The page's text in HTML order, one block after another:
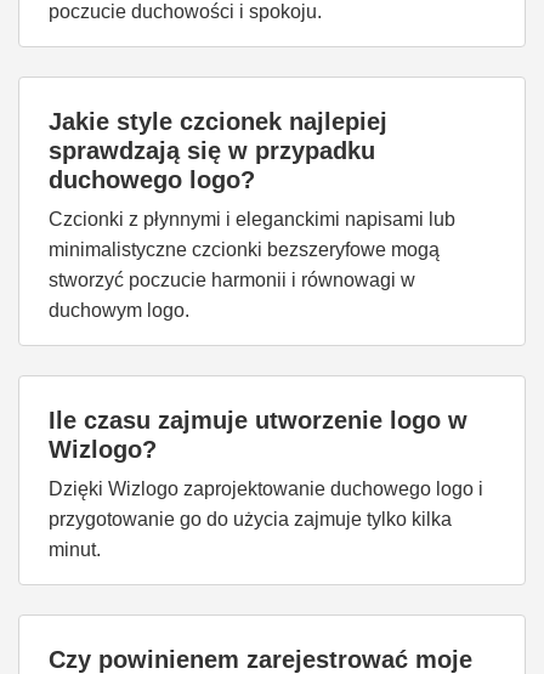
poczucie duchowości i spokoju.
Jakie style czcionek najlepiej
sprawdzają się w przypadku
duchowego logo?
Czcionki z płynnymi i eleganckimi napisami lub
minimalistyczne czcionki bezszeryfowe mogą
stworzyć poczucie harmonii i równowagi w
duchowym logo.
Ile czasu zajmuje utworzenie logo w
Wizlogo?
Dzięki Wizlogo zaprojektowanie duchowego logo i
przygotowanie go do użycia zajmuje tylko kilka
minut.
Czy powinienem zarejestrować moje